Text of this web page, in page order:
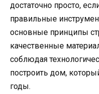
достаточно просто,
правильные
основные принципы
качественные
соблюдая
построить дом,
годы.